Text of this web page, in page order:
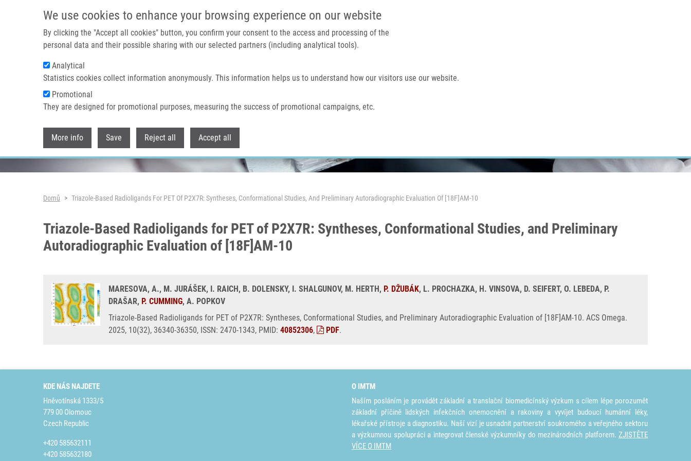
We use cookies to enhance your browsing experience on our website
By clicking the "Accept all cookies" button, you confirm your consent to the access and processing of the
personal data and their possible sharing with our selected partners (including analytical tools).
Analytical
Statistics cookies collect information anonymously. This information helps us to understand how our visitors use our website.
Promotional
They are designed for promotional purposes, measuring the success of promotional campaigns, etc.
More info Save Reject all Accept all
IMTM PORTÁL
Domů O nás
Header image
Drobečková navigace
Domů Triazole-Based Radioligands For PET Of P2X7R: Syntheses, Conformational Studies, And Preliminary Autoradiographic Evaluation Of [18F]AM-10
Triazole-Based Radioligands for PET of P2X7R: Syntheses, Conformational Studies, and Preliminary
Autoradiographic Evaluation of [18F]AM-10
MARESOVA, A., M. JURÁŠEK, I. RAICH, B. DOLENSKY, I. SHALGUNOV, M. HERTH, P. DŽUBÁK, L. PROCHAZKA, H. VINSOVA, D. SEIFERT, O. LEBEDA, P.
DRAŠAR, P. CUMMING, A. POPKOV
Triazole-Based Radioligands for PET of P2X7R: Syntheses, Conformational Studies, and Preliminary Autoradiographic Evaluation of [18F]AM-10. ACS Omega.
2025, 10(32), 36340-36350, ISSN: 2470-1343, PMID: 40852306, PDF.
KDE NÁS NAJDETE
Hněvotínská 1333/5
779 00 Olomouc
Czech Republic
+420 585632111
+420 585632180
O IMTM
Naším posláním je provádět základní a translační biomedicínský výzkum s cílem lépe porozumět
základní příčině lidských infekčních onemocnění a rakoviny a vyvíjet budoucí humánní léky,
lékařské přístroje a diagnostiku. Naší vizí je usnadnit partnerství soukromého a veřejného sektoru
a výzkumnou spolupráci a integrovat členské výzkumníky do mezinárodních platforem. ZJISTĚTE
VÍCE O IMTM